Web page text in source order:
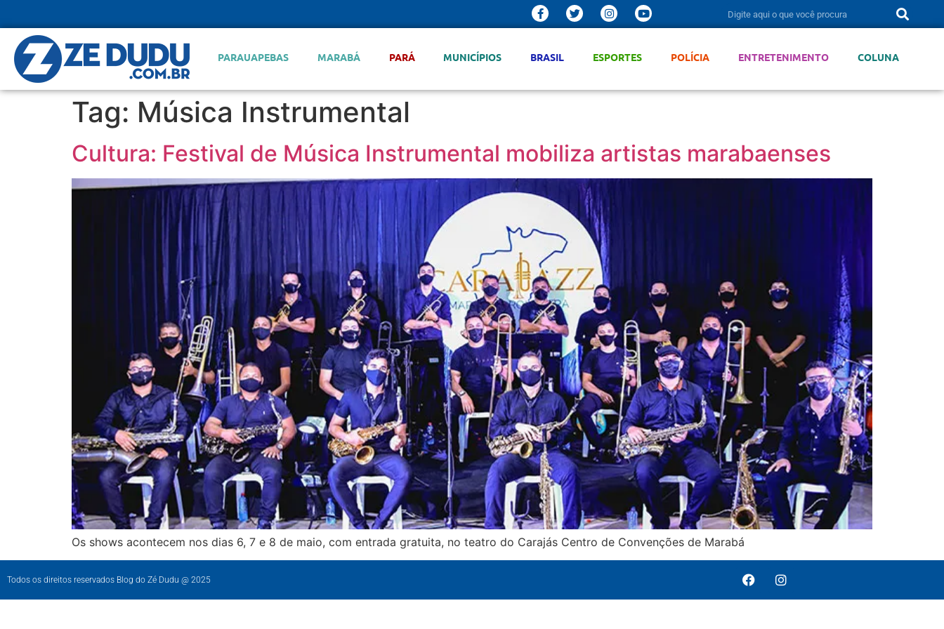
PARAUAPEBAS MARABÁ PARÁ MUNICÍPIOS BRASIL ESPORTES POLÍCIA ENTRETENIMENTO COLUNA
Tag: Música Instrumental
Cultura: Festival de Música Instrumental mobiliza artistas marabaenses
Os shows acontecem nos dias 6, 7 e 8 de maio, com entrada gratuita, no teatro do Carajás Centro de Convenções de Marabá
Todos os direitos reservados Blog do Zé Dudu @ 2025